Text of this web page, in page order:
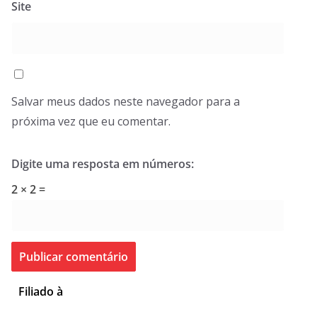
Site
Salvar meus dados neste navegador para a
próxima vez que eu comentar.
Digite uma resposta em números:
2 × 2 =
Filiado à